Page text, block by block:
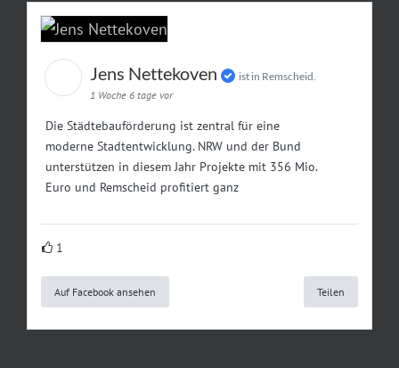
Jens Nettekoven
ist in Remscheid.
1 Woche 6 tage vor
Die Städtebauförderung ist zentral für eine
moderne Stadtentwicklung. NRW und der Bund
unterstützen in diesem Jahr Projekte mit 356 Mio.
Euro und Remscheid profitiert ganz
1
Auf Facebook ansehen Teilen